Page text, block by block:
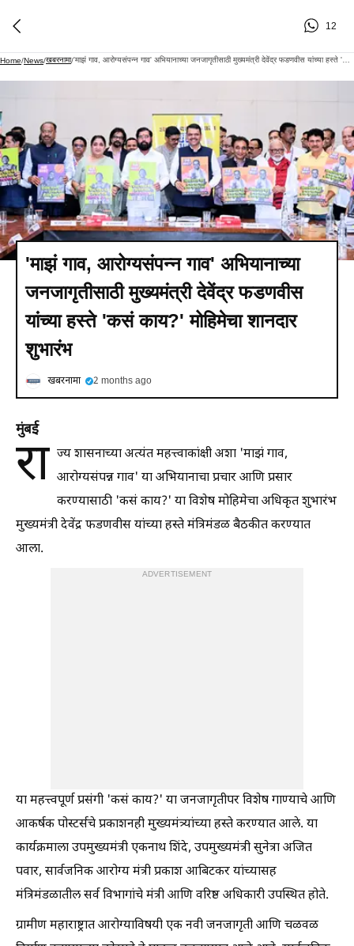
12
Home/News/खबरनामा/
'माझं गाव, आरोग्यसंपन्न गाव' अभियानाच्या
जनजागृतीसाठी मुख्यमंत्री देवेंद्र फडणवीस
यांच्या हस्ते 'कसं काय?' मोहिमेचा शानदार
शुभारंभ
खबरनामा 2 months ago
मुंबई
रा ज्य शासनाच्या अत्यंत महत्त्वाकांक्षी अशा 'माझं गाव,
आरोग्यसंपन्न गाव' या अभियानाचा प्रचार आणि प्रसार
करण्यासाठी 'कसं काय?' या विशेष मोहिमेचा अधिकृत शुभारंभ
मुख्यमंत्री देवेंद्र फडणवीस यांच्या हस्ते मंत्रिमंडळ बैठकीत करण्यात
आला.
ADVERTISEMENT
या महत्त्वपूर्ण प्रसंगी 'कसं काय?' या जनजागृतीपर विशेष गाण्याचे आणि
आकर्षक पोस्टर्सचे प्रकाशनही मुख्यमंत्र्यांच्या हस्ते करण्यात आले. या
कार्यक्रमाला उपमुख्यमंत्री एकनाथ शिंदे, उपमुख्यमंत्री सुनेत्रा अजित
पवार, सार्वजनिक आरोग्य मंत्री प्रकाश आबिटकर यांच्यासह
मंत्रिमंडळातील सर्व विभागांचे मंत्री आणि वरिष्ठ अधिकारी उपस्थित होते.
ग्रामीण महाराष्ट्रात आरोग्याविषयी एक नवी जनजागृती आणि चळवळ